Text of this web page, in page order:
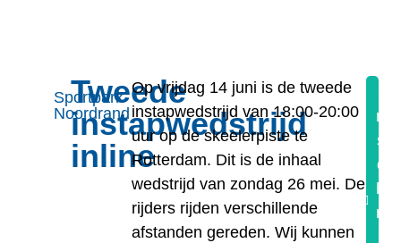
Sportpark
Noordrand
Tweede
instapwedstrijd
inline
Op vrijdag 14 juni is de tweede
instapwedstrijd van 18:00-20:00
uur op de skeelerpiste te
Rotterdam. Dit is de inhaal
wedstrijd van zondag 26 mei. De
rijders rijden verschillende
afstanden gereden. Wij kunnen
n
s
c
h
ri